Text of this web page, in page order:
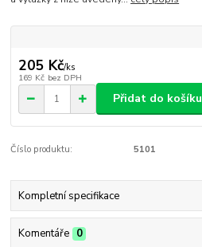
205 Kč/ks
169 Kč bez DPH
Přidat do košíku
Číslo produktu: 5101
Kompletní specifikace
Komentáře 0